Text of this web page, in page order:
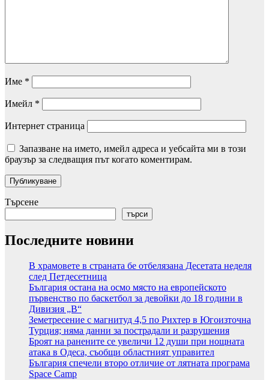
Име *
Имейл *
Интернет страница
Запазване на името, имейл адреса и уебсайта ми в този
браузър за следващия път когато коментирам.
Търсене
търси
Последните новини
В храмовете в страната бе отбелязана Десетата неделя
след Петдесетница
България остана на осмо място на европейското
първенство по баскетбол за девойки до 18 години в
Дивизия „В“
Земетресение с магнитуд 4,5 по Рихтер в Югоизточна
Турция; няма данни за пострадали и разрушения
Броят на ранените се увеличи 12 души при нощната
атака в Одеса, съобщи областният управител
България спечели второ отличие от лятната програма
Space Camp